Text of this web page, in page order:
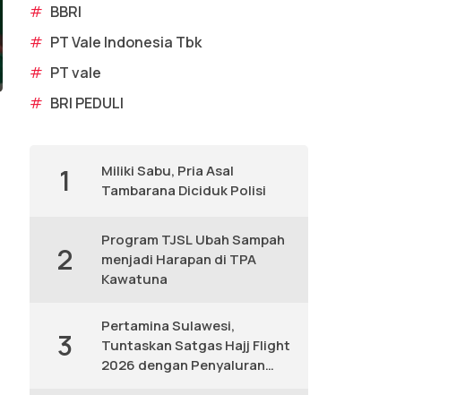
# BBRI
# PT Vale Indonesia Tbk
# PT vale
# BRI PEDULI
1
Miliki Sabu, Pria Asal
Tambarana Diciduk Polisi
2
Program TJSL Ubah Sampah
menjadi Harapan di TPA
Kawatuna
3
Pertamina Sulawesi,
Tuntaskan Satgas Hajj Flight
2026 dengan Penyaluran